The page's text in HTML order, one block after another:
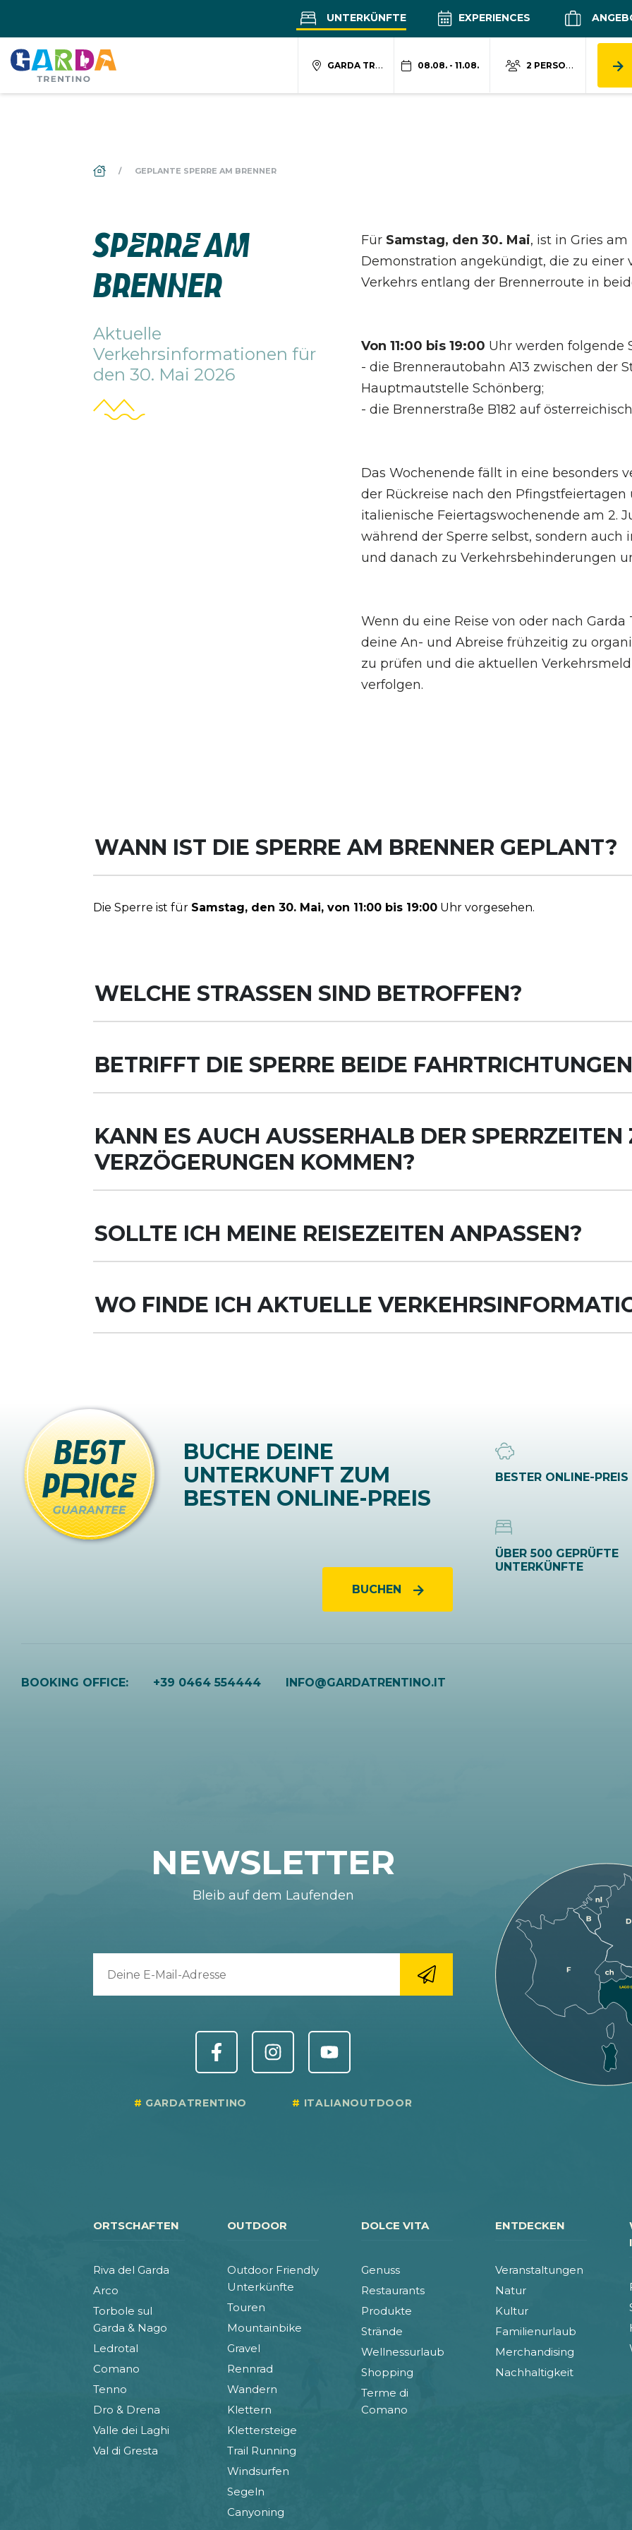
UNTERKÜNFTE EXPERIENCES
GARDA TRENTINO 08.08. - 11.08. 2 PERSONEN
DS_BREADCRUMB.HOME
GEPLANTE SPERRE AM BRENNER
SPERRE AM
BRENNER
Aktuelle
Verkehrsinformationen für
den 30. Mai 2026
Für Samstag, den 30. Mai, ist in Gries
Demonstration angekündigt, die zu einer
Verkehrs entlang der Brennerroute in
Von 11:00 bis 19:00 Uhr werden folgende
- die Brennerautobahn A13 zwischen der
Hauptmautstelle Schönberg;
- die Brennerstraße B182 auf
Das Wochenende fällt in eine besonders
der Rückreise nach den
italienische Feiertagswochenende am 2.
während der Sperre selbst, sondern auch
und danach zu Verkehrsbehinderungen
Wenn du eine Reise von oder nach
deine An- und Abreise frühzeitig zu
zu prüfen und die aktuellen
verfolgen.
WANN IST DIE SPERRE AM BRENNER GEPLANT?
Die Sperre ist für Samstag, den 30. Mai, von 11:00 bis 19:00 Uhr vorgesehen.
WELCHE STRASSEN SIND BETROFFEN?
BETRIFFT DIE SPERRE BEIDE
KANN ES AUCH AUSSERHALB DER SPERRZEITEN
ERZÖGERUNGEN KOMMEN?
SOLLTE ICH MEINE REISEZEITEN ANPASSEN?
WO FINDE ICH AKTUELLE
BUCHE DEINE
UNTERKUNFT ZUM
BESTEN ONLINE-PREIS
BUCHEN
BESTER ONLINE-PREIS
ÜBER 500 GEPRÜFTE
UNTERKÜNFTE
BOOKING OFFICE: +39 0464 554444 INFO@GARDATRENTINO.IT
NEWSLETTER
Bleib auf dem Laufenden
GARDATRENTINO ITALIANOUTDOOR
ORTSCHAFTEN
Riva del Garda
Arco
Torbole sul
Garda & Nago
Ledrotal
Comano
Tenno
Dro & Drena
Valle dei Laghi
Val di Gresta
OUTDOOR
Outdoor Friendly
Unterkünfte
Touren
Mountainbike
Gravel
Rennrad
Wandern
Klettern
Klettersteige
Trail Running
Windsurfen
Segeln
Canyoning
DOLCE VITA
Genuss
Restaurants
Produkte
Strände
Wellnessurlaub
Shopping
Terme di
Comano
ENTDECKEN
Veranstaltungen
Natur
Kultur
Familienurlaub
Merchandising
Nachhaltigkeit